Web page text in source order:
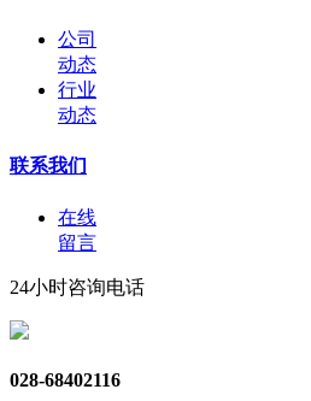
公司
动态
行业
动态
联系我们
在线
留言
24小时咨询电话
028-68402116